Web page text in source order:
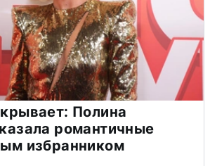
Полина
романтичные
избранником